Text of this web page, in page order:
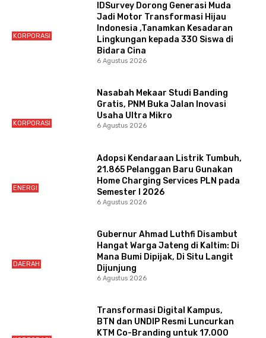
KORPORASI
IDSurvey Dorong Generasi Muda
Jadi Motor Transformasi Hijau
Indonesia ,Tanamkan Kesadaran
Lingkungan kepada 330 Siswa di
Bidara Cina
6 Agustus 2026
KORPORASI
Nasabah Mekaar Studi Banding
Gratis, PNM Buka Jalan Inovasi
Usaha Ultra Mikro
6 Agustus 2026
ENERGI
Adopsi Kendaraan Listrik Tumbuh,
21.865 Pelanggan Baru Gunakan
Home Charging Services PLN pada
Semester I 2026
6 Agustus 2026
DAERAH
Gubernur Ahmad Luthfi Disambut
Hangat Warga Jateng di Kaltim: Di
Mana Bumi Dipijak, Di Situ Langit
Dijunjung
6 Agustus 2026
Transformasi Digital Kampus,
BTN dan UNDIP Resmi Luncurkan
KTM Co-Branding untuk 17.000